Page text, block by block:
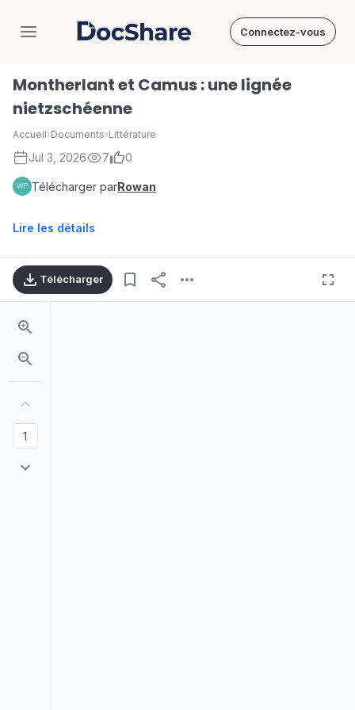
DocShare Connectez-vous
Montherlant et Camus : une lignée
nietzschéenne
Accueil›Documents›Littérature
Jul 3, 2026 7 0
Télécharger parRowan
Lire les détails
Télécharger